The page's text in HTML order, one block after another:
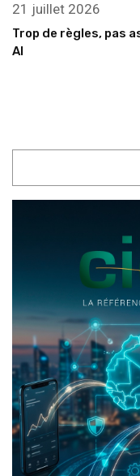
21 juillet 2026
Trop de règles, pas
AI